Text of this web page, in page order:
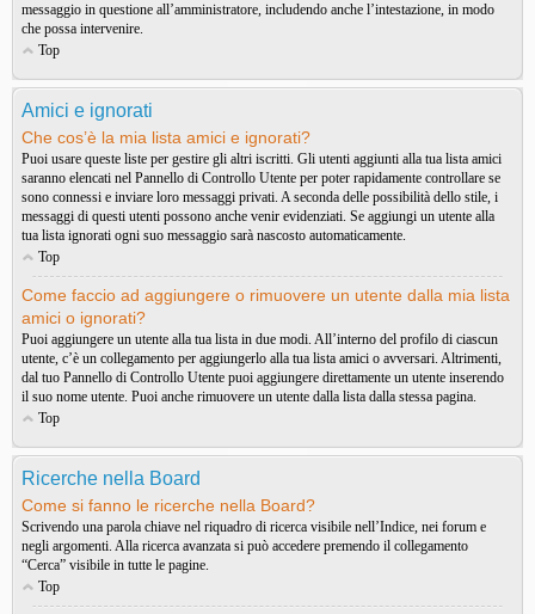
messaggio in questione all’amministratore, includendo anche l’intestazione, in modo
che possa intervenire.
Top
Amici e ignorati
Che cos’è la mia lista amici e ignorati?
Puoi usare queste liste per gestire gli altri iscritti. Gli utenti aggiunti alla tua lista amici
saranno elencati nel Pannello di Controllo Utente per poter rapidamente controllare se
sono connessi e inviare loro messaggi privati. A seconda delle possibilità dello stile, i
messaggi di questi utenti possono anche venir evidenziati. Se aggiungi un utente alla
tua lista ignorati ogni suo messaggio sarà nascosto automaticamente.
Top
Come faccio ad aggiungere o rimuovere un utente dalla mia lista
amici o ignorati?
Puoi aggiungere un utente alla tua lista in due modi. All’interno del profilo di ciascun
utente, c’è un collegamento per aggiungerlo alla tua lista amici o avversari. Altrimenti,
dal tuo Pannello di Controllo Utente puoi aggiungere direttamente un utente inserendo
il suo nome utente. Puoi anche rimuovere un utente dalla lista dalla stessa pagina.
Top
Ricerche nella Board
Come si fanno le ricerche nella Board?
Scrivendo una parola chiave nel riquadro di ricerca visibile nell’Indice, nei forum e
negli argomenti. Alla ricerca avanzata si può accedere premendo il collegamento
“Cerca” visibile in tutte le pagine.
Top